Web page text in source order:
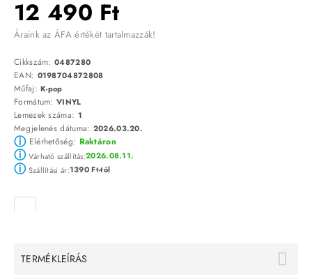
12 490 Ft
Áraink az ÁFA értékét tartalmazzák!
Cikkszám: 0487280
EAN: 0198704872808
Műfaj:K-pop
Formátum: VINYL
Lemezek száma: 1
Megjelenés dátuma: 2026.03.20.
ⓘElérhetőség: Raktáron
ⓘVárható szállítás:2026.08.11.
ⓘSzállítási ár:1390 Ft-tól
TERMÉKLEÍRÁS